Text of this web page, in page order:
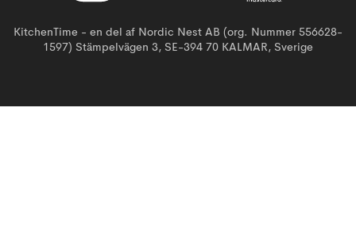
KitchenTime - en del af Nordic Nest AB (org. Nummer 556628-
1597) Stämpelvägen 3, SE-394 70 KALMAR, Sverige